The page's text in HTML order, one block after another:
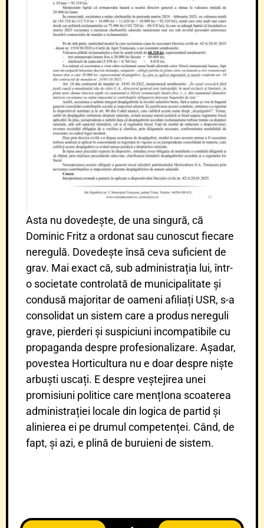
Asta nu dovedește, de una singură, că
Dominic Fritz a ordonat sau cunoscut fiecare
neregulă. Dovedește însă ceva suficient de
grav. Mai exact că, sub administrația lui, într-
o societate controlată de municipalitate și
condusă majoritar de oameni afiliați USR, s-a
consolidat un sistem care a produs nereguli
grave, pierderi și suspiciuni incompatibile cu
propaganda despre profesionalizare. Așadar,
povestea Horticultura nu e doar despre niște
arbuști uscați. E despre veștejirea unei
promisiuni politice care mențIona scoaterea
administrației locale din logica de partid și
alinierea ei pe drumul competenței. Când, de
fapt, și azi, e plină de buruieni de sistem.